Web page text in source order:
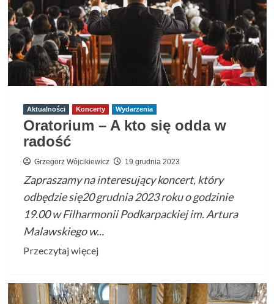
Kameralista
Aktualności Koncerty Wydarzenia
Oratorium – A kto się odda w
radość
Grzegorz Wójcikiewicz 19 grudnia 2023
Zapraszamy na interesujący koncert, który
odbędzie się20 grudnia 2023 roku o godzinie
19.00 w Filharmonii Podkarpackiej im. Artura
Malawskiego w...
Przeczytaj więcejPrzeczytaj
o
Oratorium